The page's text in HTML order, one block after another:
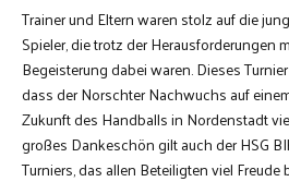
Trainer und Eltern waren stolz auf die
Spieler, die trotz der Herausforderungen
Begeisterung dabei waren. Dieses
dass der Norschter Nachwuchs auf
Zukunft des Handballs in Nordenstadt
großes Dankeschön gilt auch der HSG
Turniers, das allen Beteiligten viel Freude